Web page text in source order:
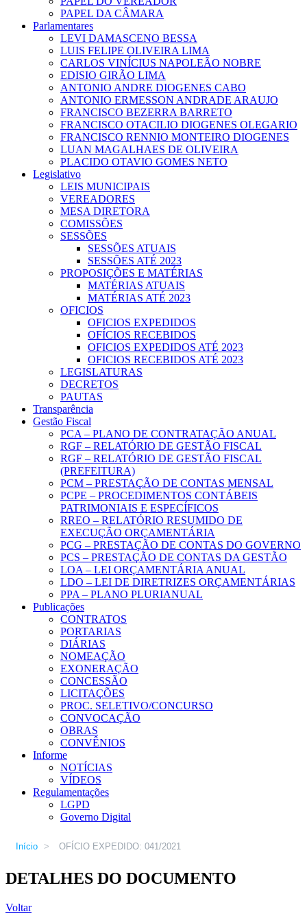
PAPEL DA CÂMARA
Parlamentares
LEVI DAMASCENO BESSA
LUIS FELIPE OLIVEIRA LIMA
CARLOS VINÍCIUS NAPOLEÃO NOBRE
EDISIO GIRÃO LIMA
ANTONIO ANDRE DIOGENES CABO
ANTONIO ERMESSON ANDRADE ARAUJO
FRANCISCO BEZERRA BARRETO
FRANCISCO OTACILIO DIOGENES OLEGARIO
FRANCISCO RENNIO MONTEIRO DIOGENES
LUAN MAGALHAES DE OLIVEIRA
PLACIDO OTAVIO GOMES NETO
Legislativo
LEIS MUNICIPAIS
VEREADORES
MESA DIRETORA
COMISSÕES
SESSÕES
SESSÕES ATUAIS
SESSÕES ATÉ 2023
PROPOSIÇÕES E MATÉRIAS
MATÉRIAS ATUAIS
MATÉRIAS ATÉ 2023
OFICIOS
OFICIOS EXPEDIDOS
OFÍCIOS RECEBIDOS
OFICIOS EXPEDIDOS ATÉ 2023
OFICIOS RECEBIDOS ATÉ 2023
LEGISLATURAS
DECRETOS
PAUTAS
Transparência
Gestão Fiscal
PCA – PLANO DE CONTRATAÇÃO ANUAL
RGF – RELATÓRIO DE GESTÃO FISCAL
RGF – RELATÓRIO DE GESTÃO FISCAL
(PREFEITURA)
PCM – PRESTAÇÃO DE CONTAS MENSAL
PCPE – PROCEDIMENTOS CONTÁBEIS
PATRIMONIAIS E ESPECÍFICOS
RREO – RELATÓRIO RESUMIDO DE
EXECUÇÃO ORÇAMENTÁRIA
PCG – PRESTAÇÃO DE CONTAS DO GOVERNO
PCS – PRESTAÇÃO DE CONTAS DA GESTÃO
LOA – LEI ORÇAMENTÁRIA ANUAL
LDO – LEI DE DIRETRIZES ORÇAMENTÁRIAS
PPA – PLANO PLURIANUAL
Publicações
CONTRATOS
PORTARIAS
DIÁRIAS
NOMEAÇÃO
EXONERAÇÃO
CONCESSÃO
LICITAÇÕES
PROC. SELETIVO/CONCURSO
CONVOCAÇÃO
OBRAS
CONVÊNIOS
Informe
NOTÍCIAS
VÍDEOS
Regulamentações
LGPD
Governo Digital
Início > OFÍCIO EXPEDIDO: 041/2021
DETALHES DO DOCUMENTO
Voltar